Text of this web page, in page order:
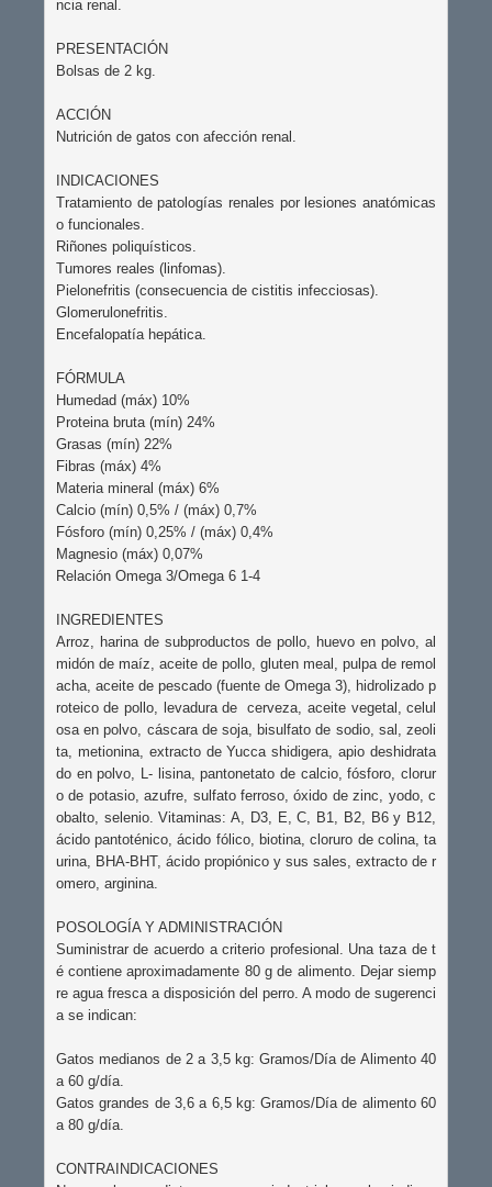
ncia renal.
PRESENTACIÓN
Bolsas de 2 kg.
ACCIÓN
Nutrición de gatos con afección renal.
INDICACIONES
Tratamiento de patologías renales por lesiones anatómicas
o funcionales.
Riñones poliquísticos.
Tumores reales (linfomas).
Pielonefritis (consecuencia de cistitis infecciosas).
Glomerulonefritis.
Encefalopatía hepática.
FÓRMULA
Humedad (máx) 10%
Proteina bruta (mín) 24%
Grasas (mín) 22%
Fibras (máx) 4%
Materia mineral (máx) 6%
Calcio (mín) 0,5% / (máx) 0,7%
Fósforo (mín) 0,25% / (máx) 0,4%
Magnesio (máx) 0,07%
Relación Omega 3/Omega 6 1-4
INGREDIENTES
Arroz, harina de subproductos de pollo, huevo en polvo, al
midón de maíz, aceite de pollo, gluten meal, pulpa de remol
acha, aceite de pescado (fuente de Omega 3), hidrolizado p
roteico de pollo, levadura de  cerveza, aceite vegetal, celul
osa en polvo, cáscara de soja, bisulfato de sodio, sal, zeoli
ta, metionina, extracto de Yucca shidigera, apio deshidrata
do en polvo, L- lisina, pantonetato de calcio, fósforo, clorur
o de potasio, azufre, sulfato ferroso, óxido de zinc, yodo, c
obalto, selenio. Vitaminas: A, D3, E, C, B1, B2, B6 y B12,
ácido pantoténico, ácido fólico, biotina, cloruro de colina, ta
urina, BHA-BHT, ácido propiónico y sus sales, extracto de r
omero, arginina.
POSOLOGÍA Y ADMINISTRACIÓN
Suministrar de acuerdo a criterio profesional. Una taza de t
é contiene aproximadamente 80 g de alimento. Dejar siemp
re agua fresca a disposición del perro. A modo de sugerenci
a se indican:
Gatos medianos de 2 a 3,5 kg: Gramos/Día de Alimento 40
a 60 g/día.
Gatos grandes de 3,6 a 6,5 kg: Gramos/Día de alimento 60
a 80 g/día.
CONTRAINDICACIONES